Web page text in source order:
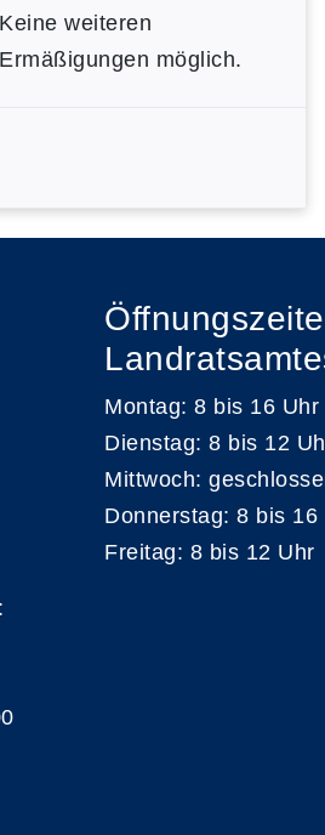
Keine weiteren
Ermäßigungen möglich.
Montag: 8 bis 16 Uhr
Dienstag: 8 bis 12
Mittwoch:
Donnerstag: 8 bis 16
Freitag: 8 bis 12 Uhr